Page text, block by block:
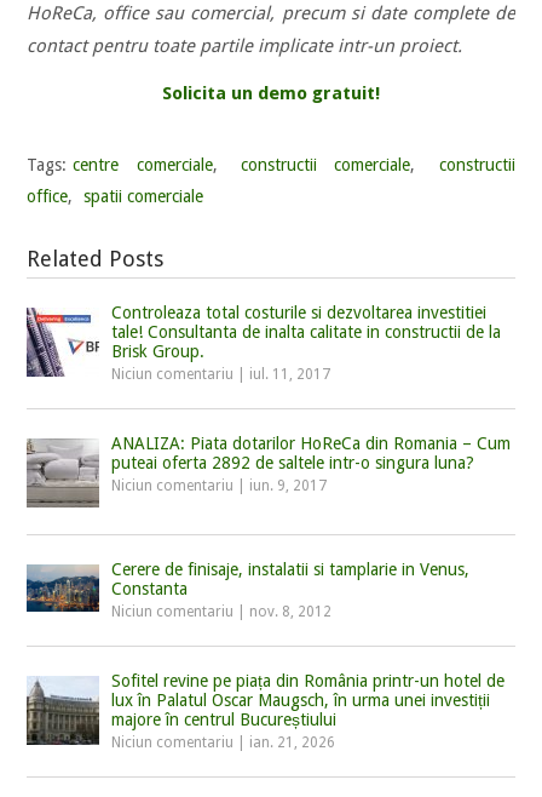
HoReCa, office sau comercial, precum si date complete de
contact pentru toate partile implicate intr-un proiect.
Solicita un demo gratuit!
Tags: centre comerciale, constructii comerciale,
constructii
office, spatii comerciale
Related Posts
Controleaza total costurile si dezvoltarea investitiei
tale! Consultanta de inalta calitate in constructii de la
Brisk Group.
Niciun comentariu iul. 11, 2017
ANALIZA: Piata dotarilor HoReCa din Romania – Cum
puteai oferta 2892 de saltele intr-o singura luna?
Niciun comentariu iun. 9, 2017
Cerere de finisaje, instalatii si tamplarie in Venus,
Constanta
Niciun comentariu nov. 8, 2012
Sofitel revine pe piața din România printr-un hotel de
lux în Palatul Oscar Maugsch, în urma unei investiții
majore în centrul Bucureștiului
Niciun comentariu ian. 21, 2026